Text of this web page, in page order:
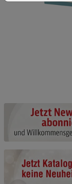
Beschreibung
Statistik